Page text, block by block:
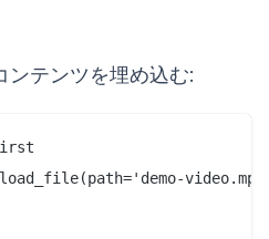
ンテンツを埋め込む: